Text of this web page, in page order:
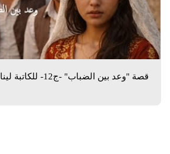
قصة "وعد بين الضباب" -ج12- للكاتبة لينا صياغة